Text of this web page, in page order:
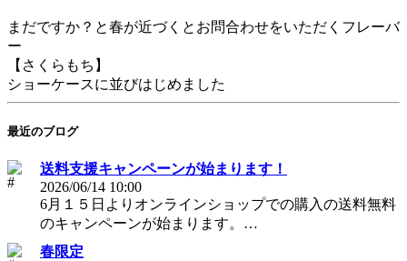
まだですか？と春が近づくとお問合わせをいただくフレーバ
ー
【さくらもち】
ショーケースに並びはじめました
最近のブログ
送料支援キャンペーンが始まります！
2026/06/14 10:00
6月１５日よりオンラインショップでの購入の送料無料
のキャンペーンが始まります。…
春限定